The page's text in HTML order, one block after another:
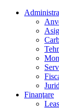
Finanţare